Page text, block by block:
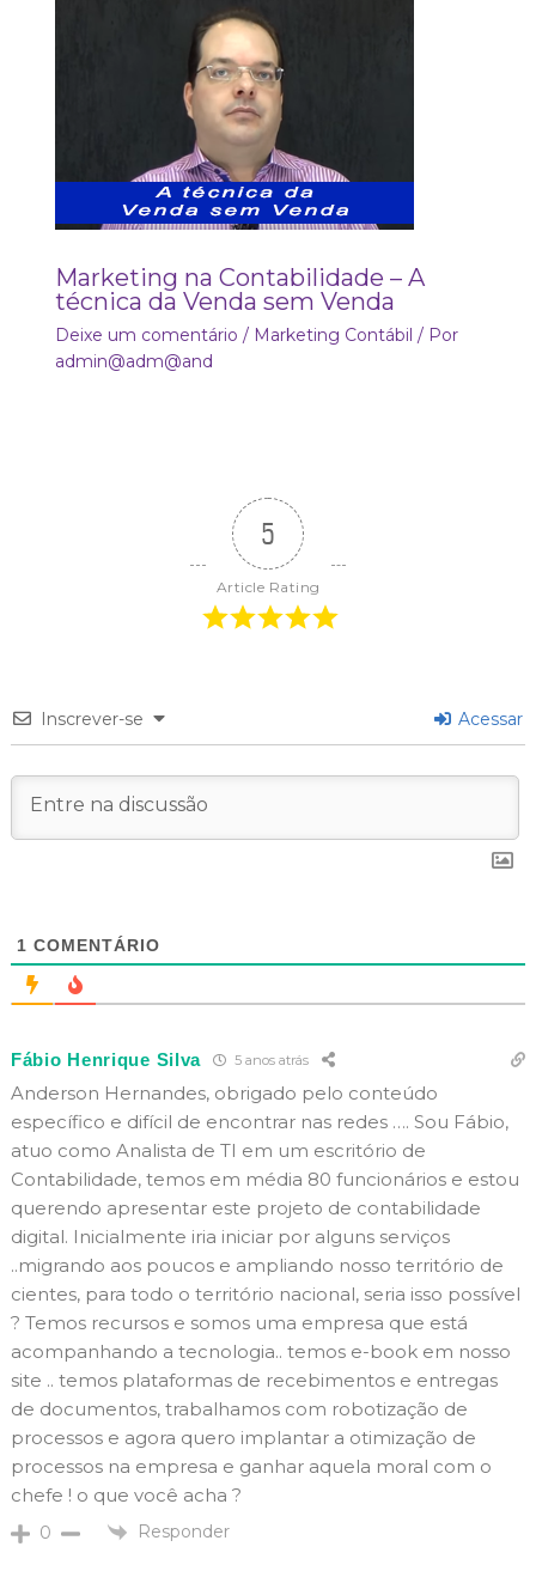
Marketing na Contabilidade – A
técnica da Venda sem Venda
Deixe um comentário / Marketing Contábil / Por
admin@adm@and
5
Article Rating
Inscrever-se Acessar
1 COMENTÁRIO
Fábio Henrique Silva 5 anos atrás
Anderson Hernandes, obrigado pelo conteúdo
específico e difícil de encontrar nas redes …. Sou Fábio,
atuo como Analista de TI em um escritório de
Contabilidade, temos em média 80 funcionários e estou
querendo apresentar este projeto de contabilidade
digital. Inicialmente iria iniciar por alguns serviços
..migrando aos poucos e ampliando nosso território de
cientes, para todo o território nacional, seria isso possível
? Temos recursos e somos uma empresa que está
acompanhando a tecnologia.. temos e-book em nosso
site .. temos plataformas de recebimentos e entregas
de documentos, trabalhamos com robotização de
processos e agora quero implantar a otimização de
processos na empresa e ganhar aquela moral com o
chefe ! o que você acha ?
0 Responder